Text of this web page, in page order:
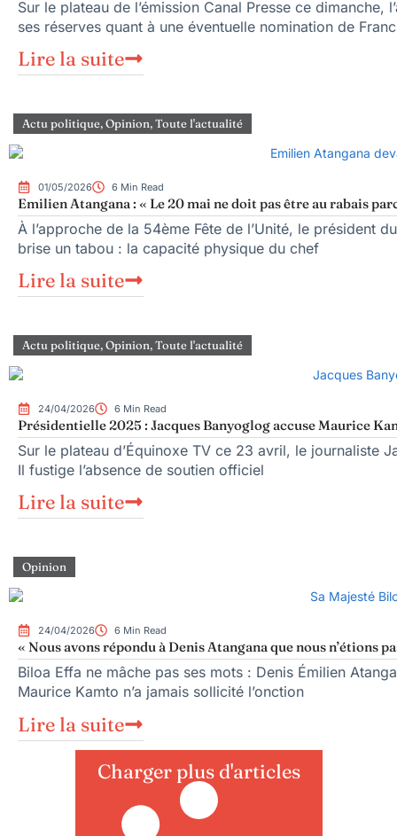
Sur le plateau de l’émission Canal Presse ce
ses réserves quant à une éventuelle nomination de
Lire la suite
Actu politique,Opinion,Toute l'actualité
01/05/2026 6 Min Read
Emilien Atangana : « Le 20 mai ne doit pas être au rabais
À l’approche de la 54ème Fête de l’Unité, le président
brise un tabou : la capacité physique du chef
Lire la suite
Actu politique,Opinion,Toute l'actualité
24/04/2026 6 Min Read
Présidentielle 2025 : Jacques Banyoglog accuse Maurice
Sur le plateau d’Équinoxe TV ce 23 avril, le journaliste
Il fustige l’absence de soutien officiel
Lire la suite
Opinion
24/04/2026 6 Min Read
« Nous avons répondu à Denis Atangana que nous n’étions
Biloa Effa ne mâche pas ses mots : Denis Émilien
Maurice Kamto n’a jamais sollicité l’onction
Lire la suite
Charger plus d'articles